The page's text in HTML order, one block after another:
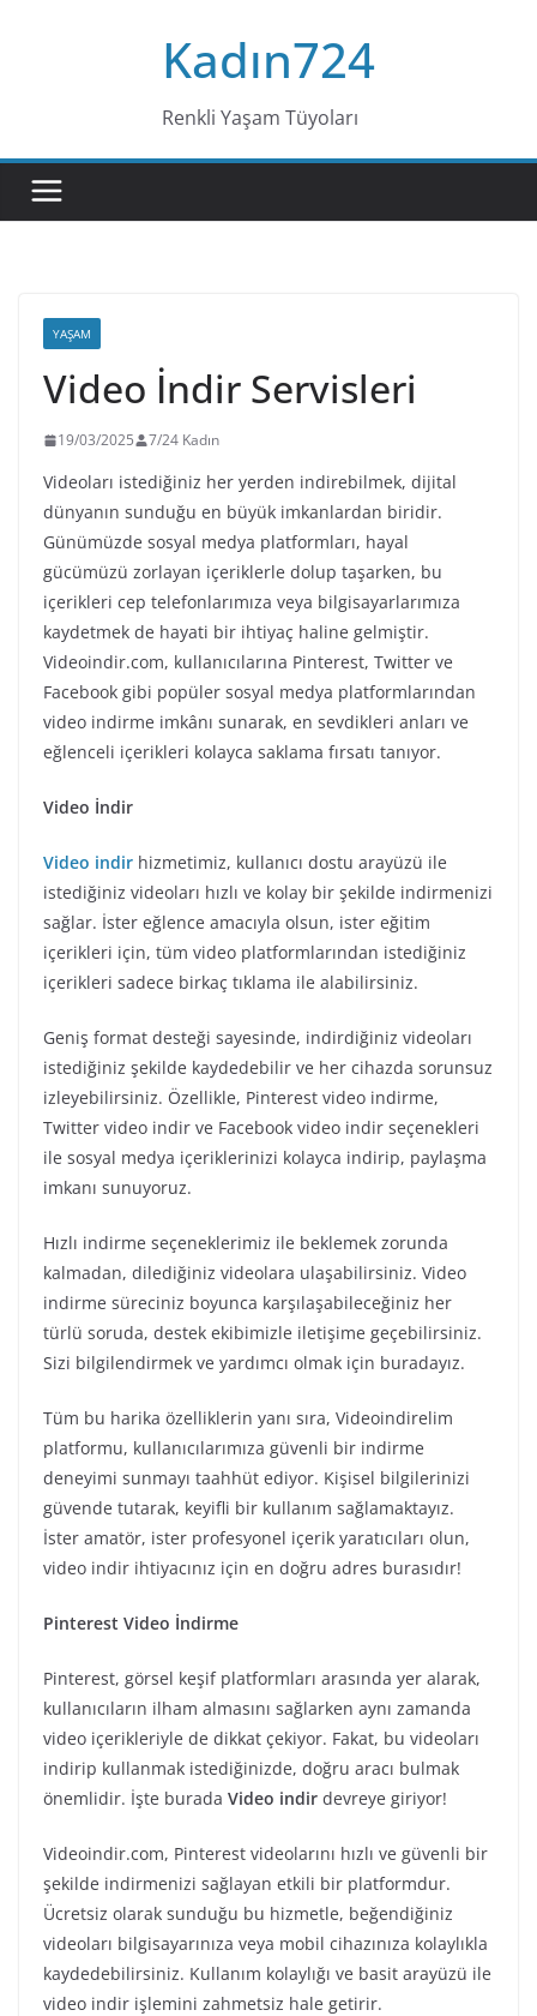
Kadın724
Renkli Yaşam Tüyoları
YAŞAM
Video İndir Servisleri
19/03/2025 7/24 Kadın
Videoları istediğiniz her yerden indirebilmek, dijital
dünyanın sunduğu en büyük imkanlardan biridir.
Günümüzde sosyal medya platformları, hayal
gücümüzü zorlayan içeriklerle dolup taşarken, bu
içerikleri cep telefonlarımıza veya bilgisayarlarımıza
kaydetmek de hayati bir ihtiyaç haline gelmiştir.
Videoindir.com, kullanıcılarına Pinterest, Twitter ve
Facebook gibi popüler sosyal medya platformlarından
video indirme imkânı sunarak, en sevdikleri anları ve
eğlenceli içerikleri kolayca saklama fırsatı tanıyor.
Video İndir
Video indir hizmetimiz, kullanıcı dostu arayüzü ile
istediğiniz videoları hızlı ve kolay bir şekilde indirmenizi
sağlar. İster eğlence amacıyla olsun, ister eğitim
içerikleri için, tüm video platformlarından istediğiniz
içerikleri sadece birkaç tıklama ile alabilirsiniz.
Geniş format desteği sayesinde, indirdiğiniz videoları
istediğiniz şekilde kaydedebilir ve her cihazda sorunsuz
izleyebilirsiniz. Özellikle, Pinterest video indirme,
Twitter video indir ve Facebook video indir seçenekleri
ile sosyal medya içeriklerinizi kolayca indirip, paylaşma
imkanı sunuyoruz.
Hızlı indirme seçeneklerimiz ile beklemek zorunda
kalmadan, dilediğiniz videolara ulaşabilirsiniz. Video
indirme süreciniz boyunca karşılaşabileceğiniz her
türlü soruda, destek ekibimizle iletişime geçebilirsiniz.
Sizi bilgilendirmek ve yardımcı olmak için buradayız.
Tüm bu harika özelliklerin yanı sıra, Videoindirelim
platformu, kullanıcılarımıza güvenli bir indirme
deneyimi sunmayı taahhüt ediyor. Kişisel bilgilerinizi
güvende tutarak, keyifli bir kullanım sağlamaktayız.
İster amatör, ister profesyonel içerik yaratıcıları olun,
video indir ihtiyacınız için en doğru adres burasıdır!
Pinterest Video İndirme
Pinterest, görsel keşif platformları arasında yer alarak,
kullanıcıların ilham almasını sağlarken aynı zamanda
video içerikleriyle de dikkat çekiyor. Fakat, bu videoları
indirip kullanmak istediğinizde, doğru aracı bulmak
önemlidir. İşte burada Video indir devreye giriyor!
Videoindir.com, Pinterest videolarını hızlı ve güvenli bir
şekilde indirmenizi sağlayan etkili bir platformdur.
Ücretsiz olarak sunduğu bu hizmetle, beğendiğiniz
videoları bilgisayarınıza veya mobil cihazınıza kolaylıkla
kaydedebilirsiniz. Kullanım kolaylığı ve basit arayüzü ile
video indir işlemini zahmetsiz hale getirir.